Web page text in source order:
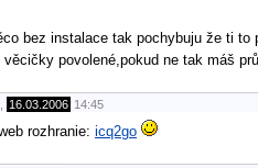
bez instalace tak pochybuju že ti
povolené,pokud ne tak máš
16.03.2006 14:45
rozhranie: icq2go